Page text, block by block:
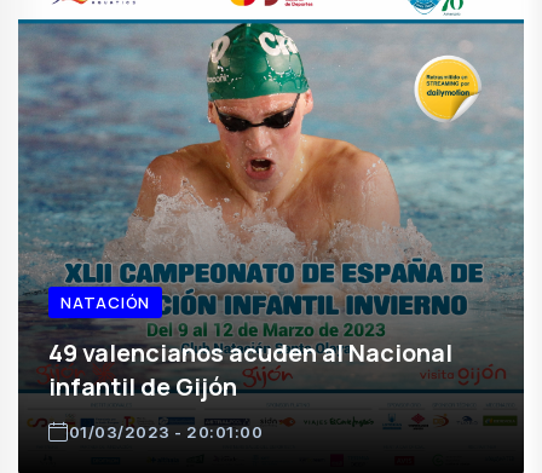
NATACIÓN
49 valencianos acuden al Nacional
infantil de Gijón
01/03/2023 - 20:01:00